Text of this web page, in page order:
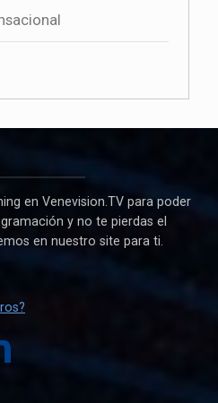
en Venevision.TV para poder
y no te pierdas el
en nuestro site para ti.